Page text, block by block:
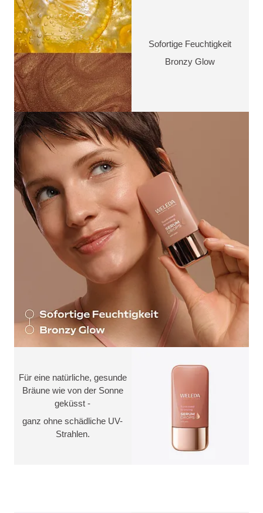
Sofortige Feuchtigkeit
Bronzy Glow
Für eine natürliche, gesunde
Bräune wie von der Sonne
geküsst -
ganz ohne schädliche UV-
Strahlen.